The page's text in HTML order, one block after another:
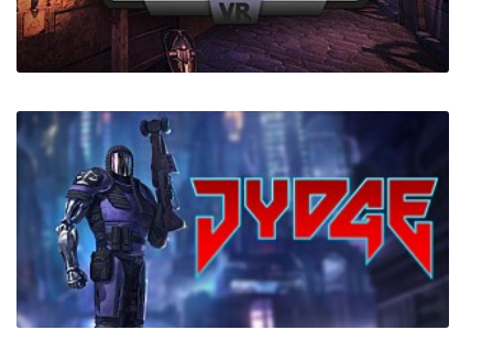
WW2: Bunker Simulator
SiegeVR